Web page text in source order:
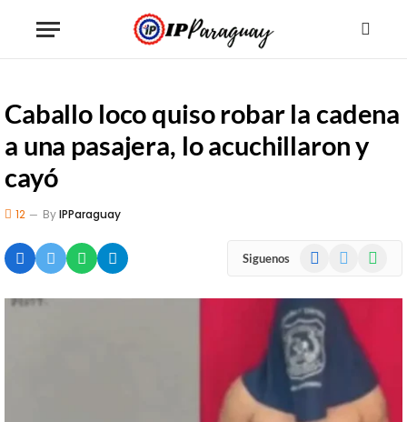
Caballo loco quiso robar la cadena
a una pasajera, lo acuchillaron y
cayó
12 ByIPParaguay
Siguenos Facebook